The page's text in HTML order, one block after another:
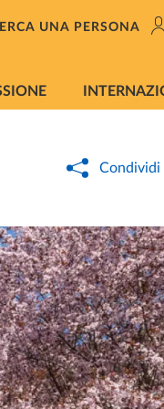
UNA PERSONA
Condividi